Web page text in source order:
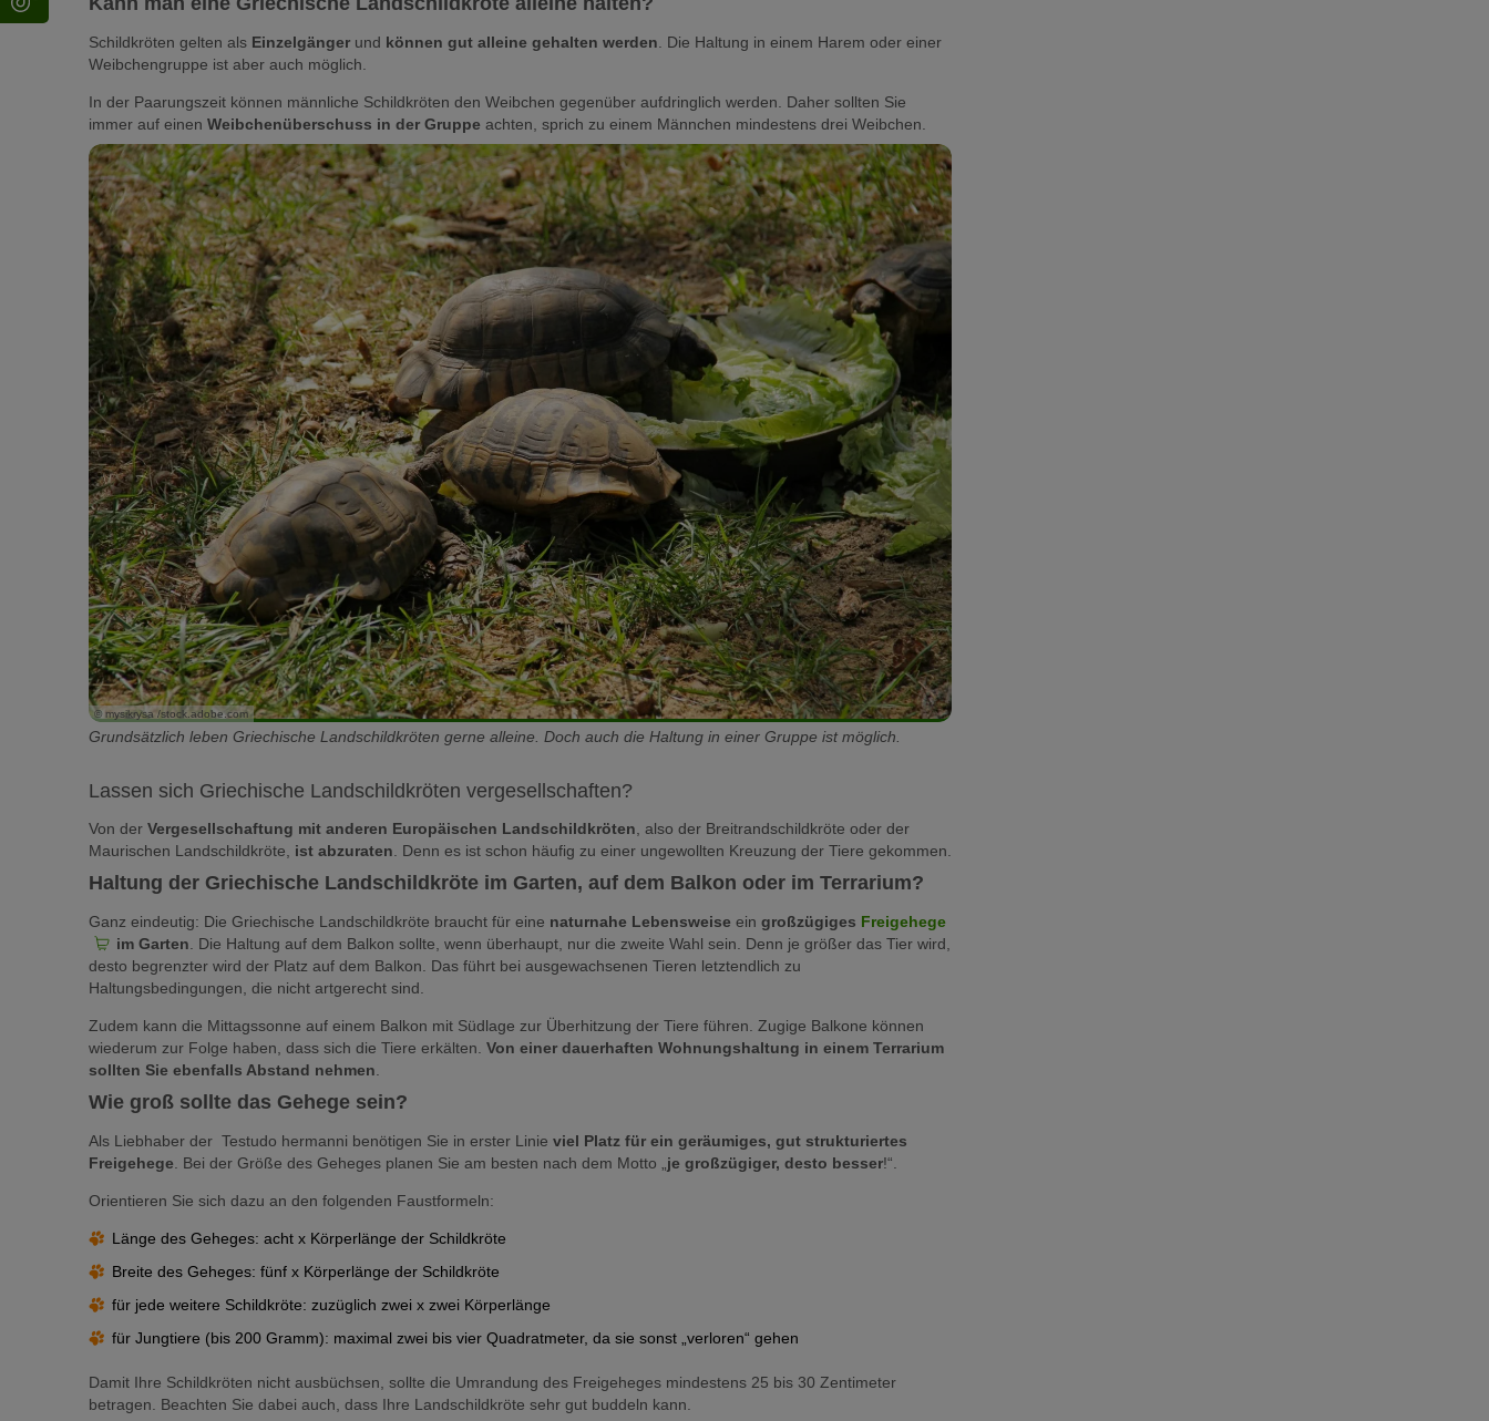
Schildkröten gelten als Einzelgänger und können gut alleine gehalten werden . Die Haltung in einem Harem oder einer
Weibchengruppe ist aber auch möglich.
In der Paarungszeit können männliche Schildkröten den Weibchen gegenüber aufdringlich werden. Daher sollten Sie
immer auf einen Weibchenüberschuss in der Gruppe achten, sprich zu einem Männchen mindestens drei Weibchen.
© mysikrysa /stock.adobe.com
Grundsätzlich leben Griechische Landschildkröten gerne alleine. Doch auch die Haltung in einer Gruppe ist möglich.
Lassen sich Griechische Landschildkröten vergesellschaften?
Von der Vergesellschaftung mit anderen Europäischen Landschildkröten , also der Breitrandschildkröte oder der
Maurischen Landschildkröte, ist abzuraten . Denn es ist schon häufig zu einer ungewollten Kreuzung der Tiere gekommen.
Haltung der Griechische Landschildkröte im Garten, auf dem Balkon oder im Terrarium?
Ganz eindeutig: Die Griechische Landschildkröte braucht für eine naturnahe Lebensweise ein großzügiges Freigehege
im Garten . Die Haltung auf dem Balkon sollte, wenn überhaupt, nur die zweite Wahl sein. Denn je größer das Tier wird,
desto begrenzter wird der Platz auf dem Balkon. Das führt bei ausgewachsenen Tieren letztendlich zu
Haltungsbedingungen, die nicht artgerecht sind.
Zudem kann die Mittagssonne auf einem Balkon mit Südlage zur Überhitzung der Tiere führen. Zugige Balkone können
wiederum zur Folge haben, dass sich die Tiere erkälten. Von einer dauerhaften Wohnungshaltung in einem Terrarium
sollten Sie ebenfalls Abstand nehmen
Wie groß sollte das Gehege sein?
Als Liebhaber der Testudo hermanni benötigen Sie in erster Linie viel Platz für ein geräumiges, gut strukturiertes
Freigehege . Bei der Größe des Geheges planen Sie am besten nach dem Motto „ je großzügiger, desto besser!“.
Orientieren Sie sich dazu an den folgenden Faustformeln:
Länge des Geheges: acht x Körperlänge der Schildkröte
Breite des Geheges: fünf x Körperlänge der Schildkröte
für jede weitere Schildkröte: zuzüglich zwei x zwei Körperlänge
für Jungtiere (bis 200 Gramm): maximal zwei bis vier Quadratmeter, da sie sonst „verloren“ gehen
Damit Ihre Schildkröten nicht ausbüchsen, sollte die Umrandung des Freigeheges mindestens 25 bis 30 Zentimeter
betragen. Beachten Sie dabei auch, dass Ihre Landschildkröte sehr gut buddeln kann.